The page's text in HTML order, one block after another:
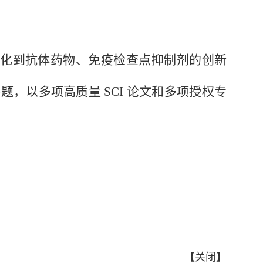
到抗体药物、免疫检查点抑制剂的创新
，以多项高质量 SCI 论文和多项授权专
【关闭 】